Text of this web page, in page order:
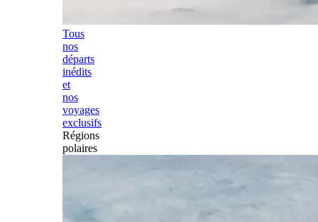
Tous
nos
départs
inédits
et
nos
voyages
exclusifs
Régions
polaires